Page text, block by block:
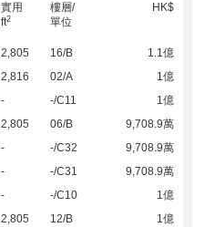
實用
ft2
樓層/
單位
HK$
2,805 16/B
1.1億
2,816 02/A
1億
- -/C11
1億
2,805 06/B
9,708.9萬
- -/C32
9,708.9萬
- -/C31
9,708.9萬
- -/C10
1億
2,805 12/B
1億